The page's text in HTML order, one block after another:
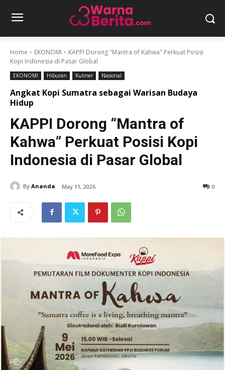
Home EKONOMI
KAPPI Dorong "Mantra of Kahwa" Perkuat Posisi
Kopi Indonesia di Pasar Global
EKONOMI Hiburan Kuliner Nasional
Angkat Kopi Sumatra sebagai Warisan Budaya
Hidup
KAPPI Dorong “Mantra of
Kahwa” Perkuat Posisi Kopi
Indonesia di Pasar Global
By Ananda May 11, 2026 0